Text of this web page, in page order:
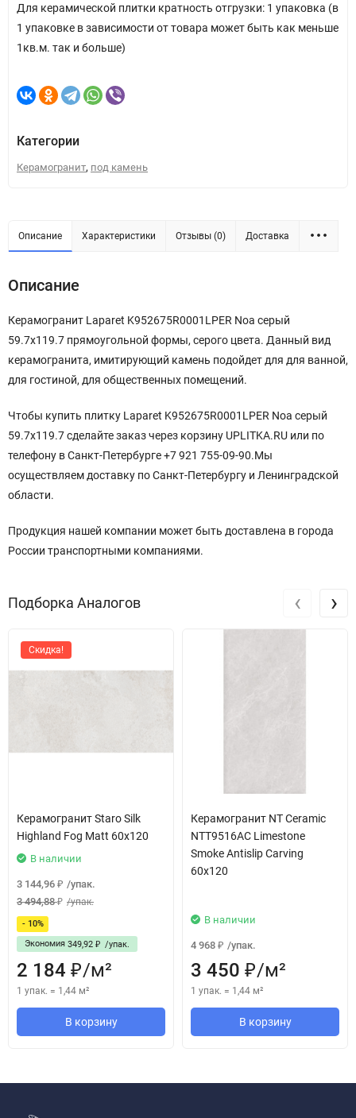
Для керамической плитки кратность отгрузки: 1 упаковка (в
1 упаковке в зависимости от товара может быть как меньше
1кв.м. так и больше)
Категории
Керамогранит, под камень
Описание Характеристики Отзывы (0) Доставка
Описание
Керамогранит Laparet K952675R0001LPER Noa серый
59.7x119.7 прямоугольной формы, серого цвета. Данный вид
керамогранита, имитирующий камень подойдет для для ванной,
для гостиной, для общественных помещений.
Чтобы купить плитку Laparet K952675R0001LPER Noa серый
59.7x119.7 сделайте заказ через корзину UPLITKA.RU или по
телефону в Санкт-Петербурге +7 921 755-09-90.Мы
осуществляем доставку по Санкт-Петербургу и Ленинградской
области.
Продукция нашей компании может быть доставлена в города
России транспортными компаниями.
Подборка Аналогов
Скидка!
Керамогранит Staro Silk
Highland Fog Matt 60x120
В наличии
3 144,96 ₽ /упак.
3 494,88 ₽ /упак.
- 10%
Экономия 349,92 ₽ /упак.
2 184 ₽/м²
1 упак. = 1,44 м²
В корзину
Керамогранит NT Ceramic
NTT9516AC Limestone
Smoke Antislip Carving
60x120
В наличии
4 968 ₽ /упак.
3 450 ₽/м²
1 упак. = 1,44 м²
В корзину
‹ ›